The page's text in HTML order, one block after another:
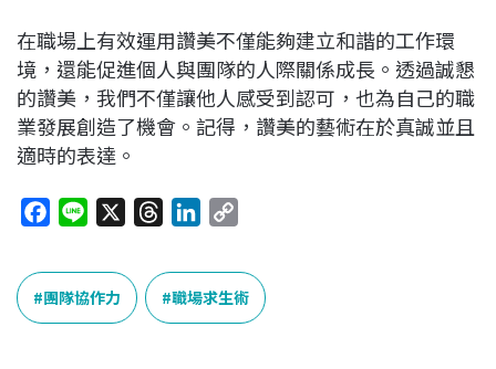
在職場上有效運用讚美不僅能夠建立和諧的工作環
境，還能促進個人與團隊的人際關係成長。透過誠懇
的讚美，我們不僅讓他人感受到認可，也為自己的職
業發展創造了機會。記得，讚美的藝術在於真誠並且
適時的表達。
c
e
b
n
e
r
e
a
n
k
e
p
y
L
團隊協作力 職場求生術